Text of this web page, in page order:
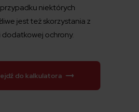
niektórych
jest też skorzystania z
dodatkowej ochrony.
do kalkulatora